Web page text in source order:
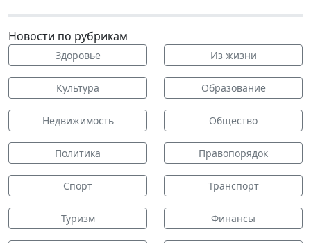
Новости по рубрикам
Здоровье Из жизни
Культура Образование
Недвижимость Общество
Политика Правопорядок
Спорт Транспорт
Туризм Финансы